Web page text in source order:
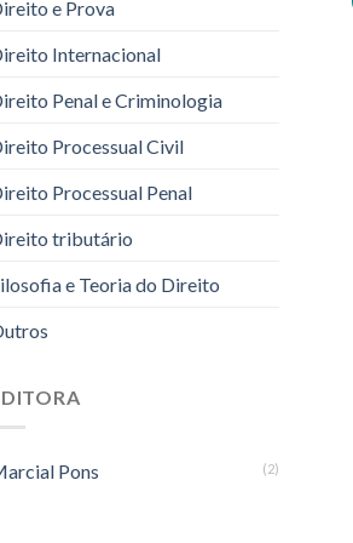
e Prova
Internacional
Penal e Criminologia
Processual Civil
Processual Penal
tributário
e Teoria do Direito
Pons (2)